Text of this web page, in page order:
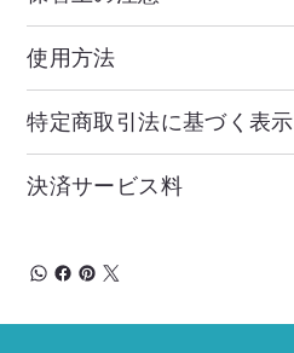
使⽤⽅法
特定商取引法に基づく表示
決済サービス料